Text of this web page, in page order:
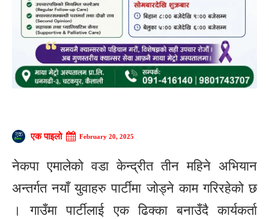
एक पाइलो February 20, 2025
नेकपा एमालेको वडा केन्द्रीत तीन महिने अभियान
अन्तर्गत नयाँ युवाहरु पार्टीमा जोड्ने काम गरिरहेको छ
। गाउँमा पार्टीलाई एक ढिक्का बनाउँदै कार्यकर्ता